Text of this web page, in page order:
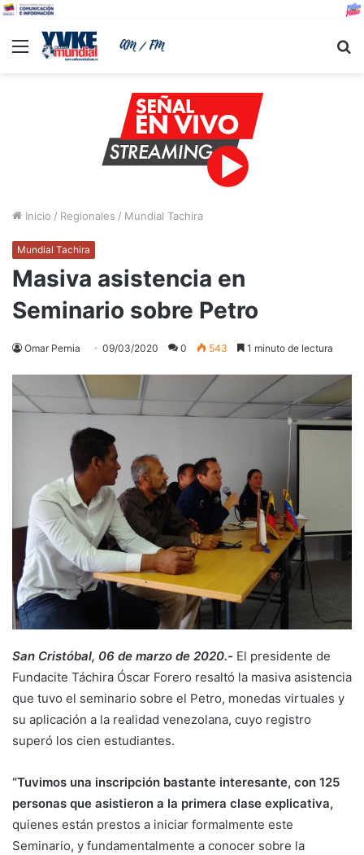
Menu
Inicio / Regionales / Mundial Tachira
Mundial Tachira
Masiva asistencia en
Seminario sobre Petro
Omar Pernia 09/03/2020 0 543 1 minuto de lectura
San Cristóbal, 06 de marzo de 2020.- El presidente de
Fundacite Táchira Óscar Forero resaltó la masiva asistencia
que tuvo el seminario sobre el Petro, monedas virtuales y
su aplicación a la realidad venezolana, cuyo registro
superó los cien estudiantes.
“Tuvimos una inscripción bastante interesante, con 125
personas que asistieron a la primera clase explicativa,
quienes están prestos a iniciar formalmente este
Seminario, y fundamentalmente a conocer sobre la